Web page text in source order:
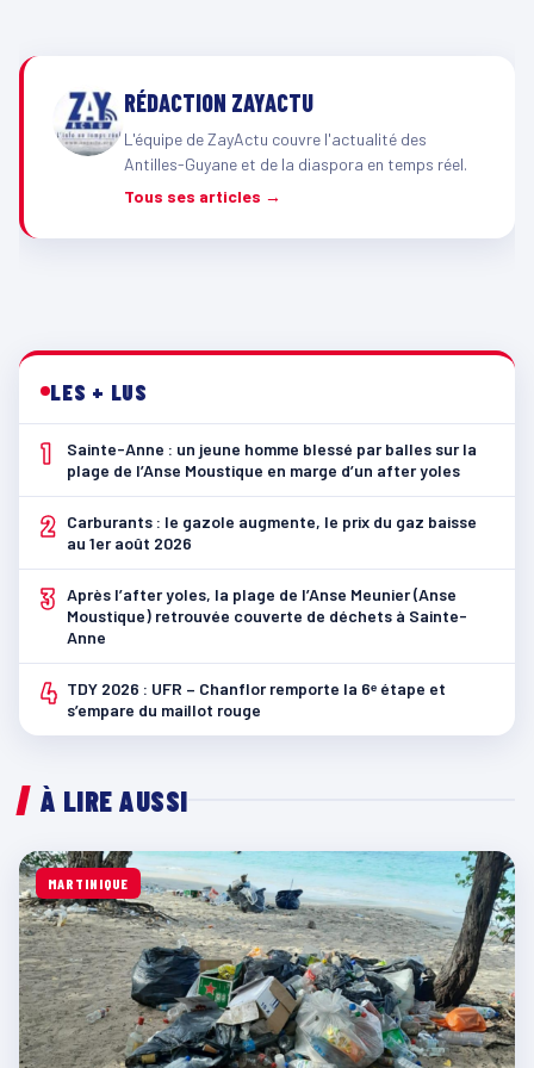
RÉDACTION ZAYACTU
L'équipe de ZayActu couvre l'actualité des
Antilles-Guyane et de la diaspora en temps réel.
Tous ses articles →
LES + LUS
1
Sainte-Anne : un jeune homme blessé par balles sur la
plage de l’Anse Moustique en marge d’un after yoles
2
Carburants : le gazole augmente, le prix du gaz baisse
au 1er août 2026
3 Après l’after yoles, la plage de l’Anse Meunier (Anse
Moustique) retrouvée couverte de déchets à Sainte-
Anne
4 TDY 2026 : UFR – Chanflor remporte la 6ᵉ étape et
s’empare du maillot rouge
À LIRE AUSSI
MARTINIQUE